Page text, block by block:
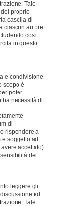
Tale
del proprio
casella di
ciascun autore
così
in questo
e condivisione
scopo è
poter
ha necessità di
di
rispondere a
soggetto ad
accettato)
dei
leggere gli
ed
Tale